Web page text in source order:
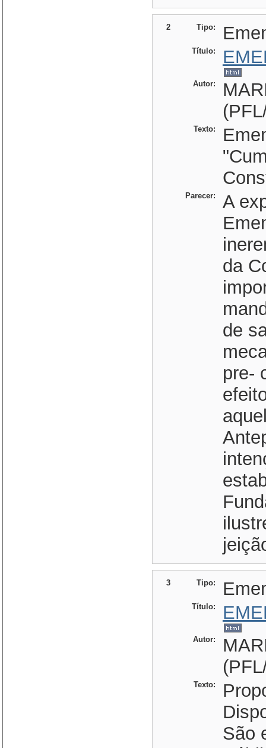
2 Tipo:
Título:
Autor:
Texto:
Parecer:
A
da
de
pre-
3 Tipo:
Título:
Autor:
Texto:
São